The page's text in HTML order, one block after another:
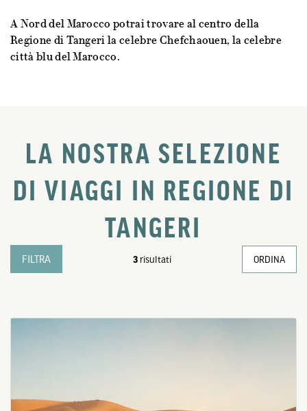
A Nord del Marocco potrai trovare al centro della
Regione di Tangeri la celebre Chefchaouen, la celebre
città blu del Marocco.
LA NOSTRA SELEZIONE
DI VIAGGI IN REGIONE DI
TANGERI
FILTRA 3 risultati ORDINA